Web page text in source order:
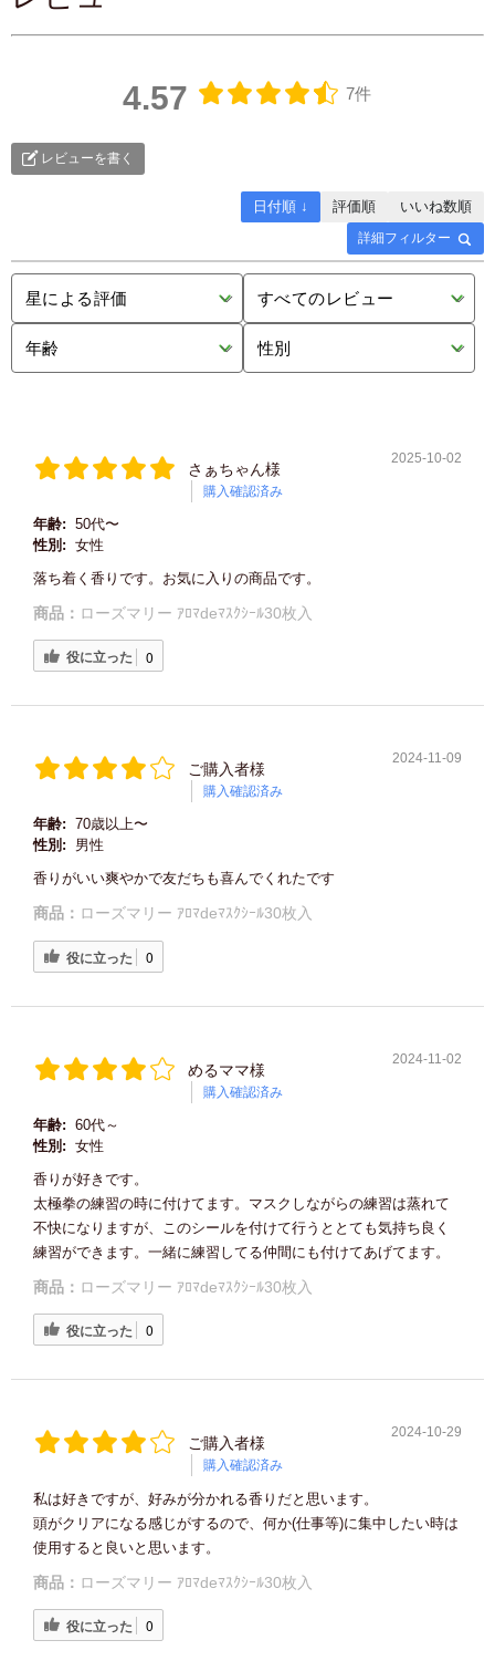
4.57 7件
レビューを書く
詳細フィルター
日付順 ↓ 評価順 いいね数順
さぁちゃん様
購入確認済み
2025-10-02
年齢: 50代〜
性別: 女性
落ち着く香りです。お気に入りの商品です。
商品： ローズマリー ｱﾛﾏdeﾏｽｸｼｰﾙ30枚入
役に立った 0
ご購入者様
購入確認済み
2024-11-09
年齢: 70歳以上〜
性別:
男性
香りがいい爽やかで友だちも喜んでくれたです
商品： ローズマリー ｱﾛﾏdeﾏｽｸｼｰﾙ30枚入
役に立った 0
めるママ様
購入確認済み
2024-11-02
年齢: 60代～
性別: 女性
香りが好きです。
太極拳の練習の時に付けてます。マスクしながらの練習は蒸れて
不快になりますが、このシールを付けて行うととても気持ち良く
練習ができます。一緒に練習してる仲間にも付けてあげてます。
商品： ローズマリー ｱﾛﾏdeﾏｽｸｼｰﾙ30枚入
役に立った 0
ご購入者様
購入確認済み
2024-10-29
私は好きですが、好みが分かれる香りだと思います。
頭がクリアになる感じがするので、何か(仕事等)に集中したい時は
使用すると良いと思います。
商品： ローズマリー ｱﾛﾏdeﾏｽｸｼｰﾙ30枚入
役に立った 0